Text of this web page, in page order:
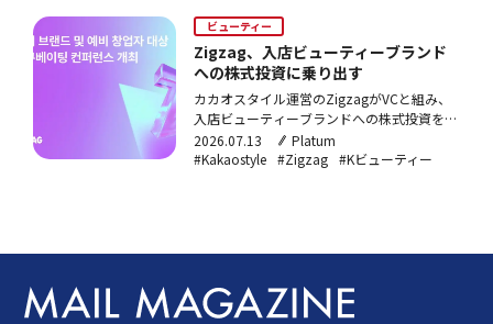
ビューティー
Zigzag、入店ビューティーブランド
への株式投資に乗り出す
カカオスタイル運営のZigzagがVCと組み、
入店ビューティーブランドへの株式投資を開
始。戦略的投資家として成長支援を担い、
20日にカカオ・パンギョアジトでカンファ
2026.07.13
Platum
#Kakaostyle #Zigzag #Kビューティー